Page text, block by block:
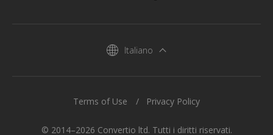
Italiano
© 2014–2026 Convertio ltd. Tutti i diritti riservati.
Terms of Use Privacy Policy